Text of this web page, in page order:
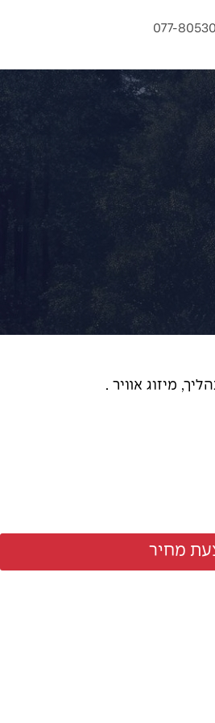
077-
מחיר